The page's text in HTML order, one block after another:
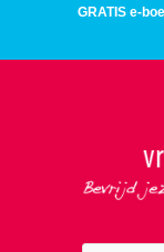
GRATIS e-